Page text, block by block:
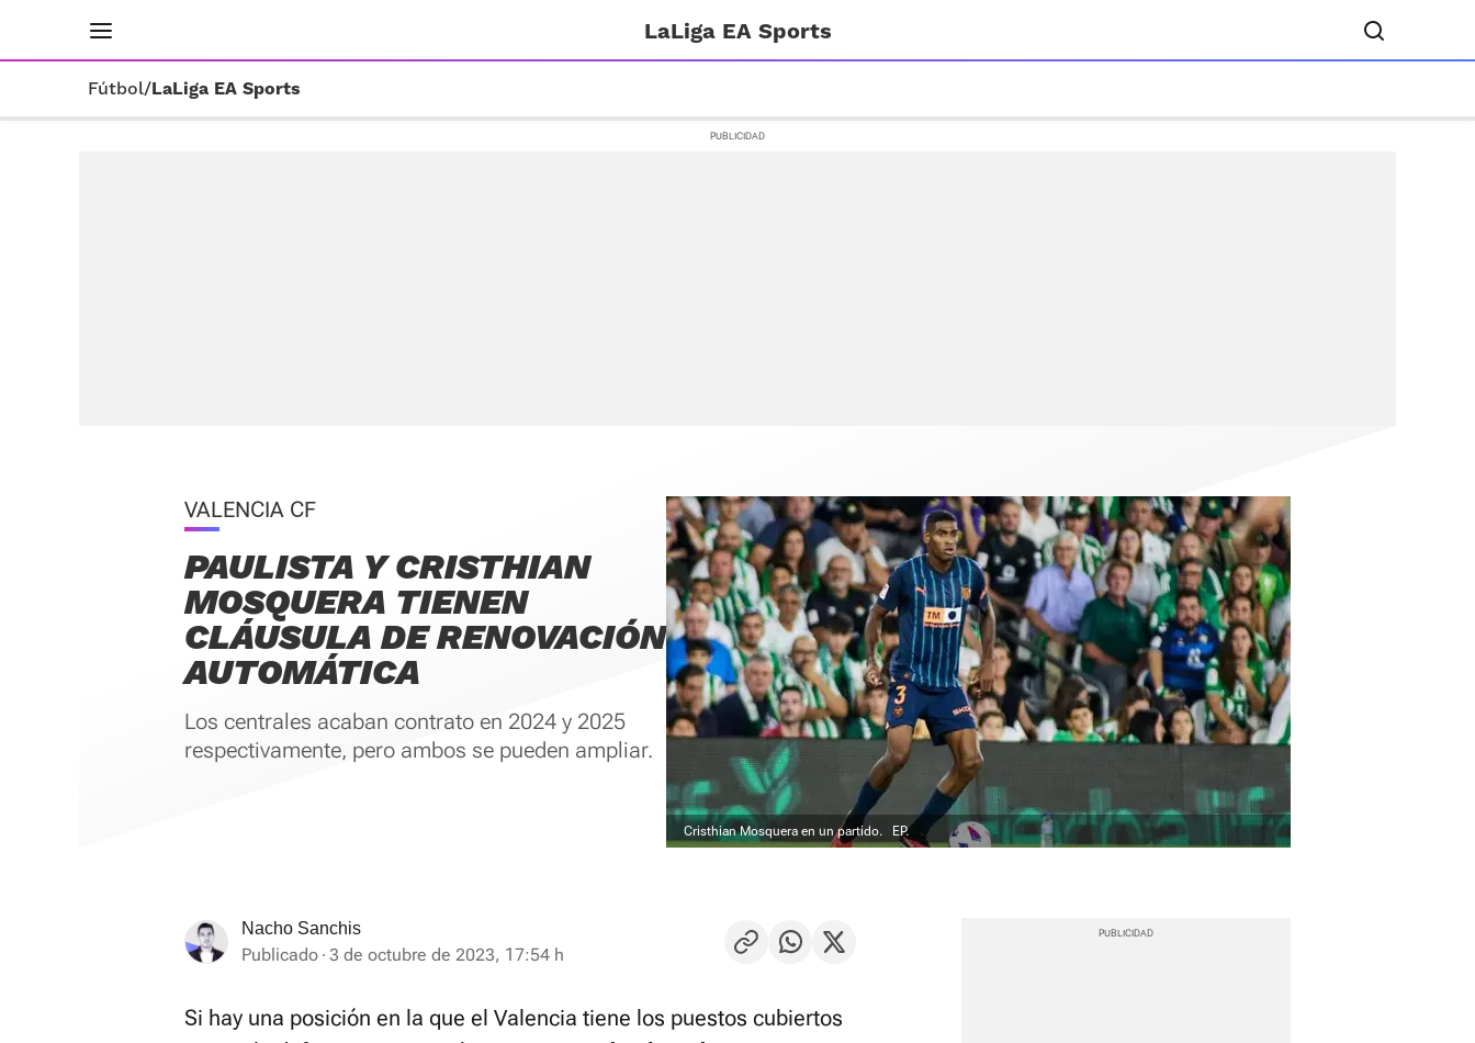
LaLiga EA Sports
Fútbol/LaLiga EA Sports
VALENCIA CF
PAULISTA Y CRISTHIAN
MOSQUERA TIENEN
CLÁUSULA DE RENOVACIÓN
AUTOMÁTICA
Los centrales acaban contrato en 2024 y 2025
respectivamente, pero ambos se pueden ampliar.
Cristhian Mosquera en un partido. EP.
Nacho Sanchis
Publicado 3 de octubre de 2023, 17:54 h
Si hay una posición en la que el Valencia tiene los puestos cubiertos